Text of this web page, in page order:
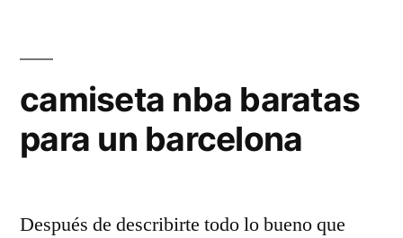
camiseta nba baratas
para un barcelona
Después de describirte todo lo bueno que